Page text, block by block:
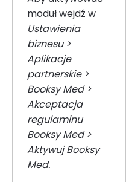
moduł wejdź w
Ustawienia
biznesu >
Aplikacje
partnerskie >
Booksy Med >
Akceptacja
regulaminu
Booksy Med >
Aktywuj Booksy
Med.